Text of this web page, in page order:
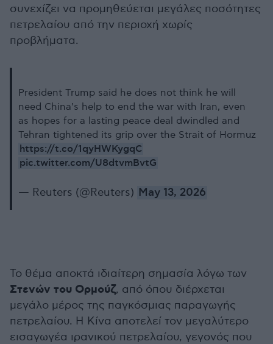
συνεχίζει να προμηθεύεται μεγάλες ποσότητες
πετρελαίου από την περιοχή χωρίς
προβλήματα.
President Trump said he does not think he will
need China's help to end the war with Iran, even
as hopes for a lasting peace deal dwindled and
Tehran tightened its grip over the Strait of Hormuz
https://t.co/1qyHWKygqC
pic.twitter.com/U8dtvmBvtG
— Reuters (@Reuters) May 13, 2026
Το θέμα αποκτά ιδιαίτερη σημασία λόγω των
Στενών του Ορμούζ, από όπου διέρχεται
μεγάλο μέρος της παγκόσμιας παραγωγής
πετρελαίου. Η Κίνα αποτελεί τον μεγαλύτερο
εισαγωγέα ιρανικού πετρελαίου, γεγονός που